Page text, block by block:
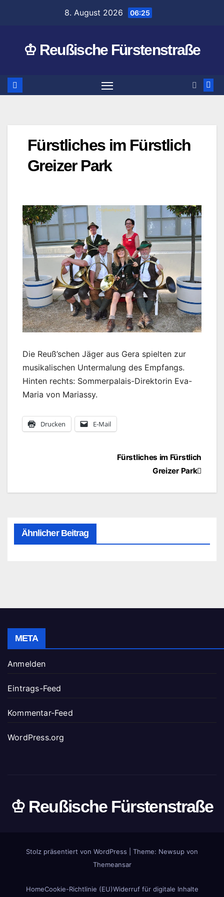
8. August 2026 06:25
♔ Reußische Fürstenstraße
Fürstliches im Fürstlich
Greizer Park
Die Reuß’schen Jäger aus Gera spielten zur
musikalischen Untermalung des Empfangs.
Hinten rechts: Sommerpalais-Direktorin Eva-
Maria von Mariassy.
Drucken E-Mail
BeitragsnavigationFürstliches im Fürstlich
Greizer Park
Ähnlicher Beitrag
META
Anmelden
Eintrags-Feed
Kommentar-Feed
WordPress.org
♔ Reußische Fürstenstraße
Stolz präsentiert von WordPress
Theme: Newsup von
Themeansar
HomeCookie-Richtlinie (EU)Widerruf für digitale Inhalte